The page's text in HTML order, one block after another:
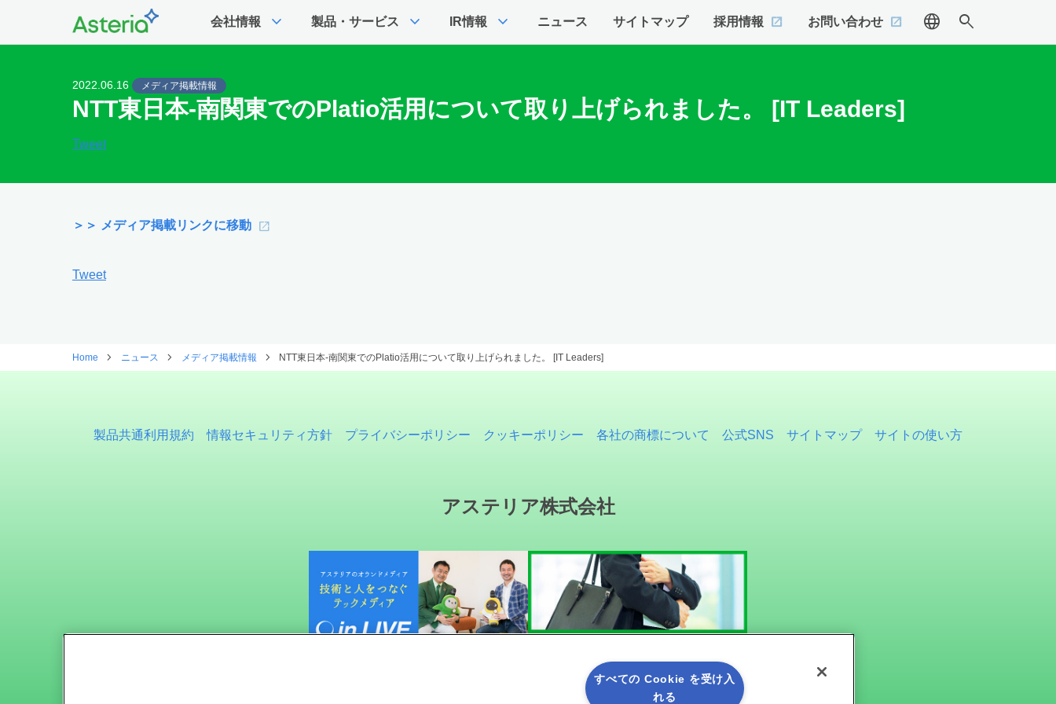
会社情報 expand_more 製品・サービス expand_more IR情報 expand_more ニュース サイトマップ 採用情報 お問い合わせ language search
2022.06.16 メディア掲載情報
NTT東日本-南関東でのPlatio活用について取り上げられました。 [IT Leaders]
Tweet
＞＞ メディア掲載リンクに移動
Tweet
Home ニュース メディア掲載情報 NTT東日本-南関東でのPlatio活用について取り上げられました。 [IT Leaders]
製品共通利用規約 情報セキュリティ方針 プライバシーポリシー クッキーポリシー 各社の商標について 公式SNS サイトマップ サイトの使い方
アステリア株式会社
すべての Cookie を受け入
れる